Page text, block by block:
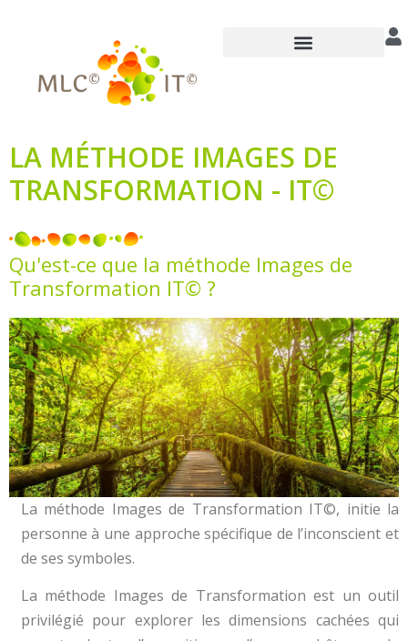
LA MÉTHODE IMAGES DE
TRANSFORMATION - IT©
Qu'est-ce que la méthode Images de
Transformation IT© ?
La méthode Images de Transformation IT©, initie la
personne à une approche spécifique de l’inconscient et
de ses symboles.
La méthode Images de Transformation est un outil
privilégié pour explorer les dimensions cachées qui